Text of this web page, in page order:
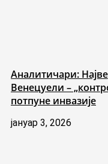
Аналитичари:
Венецуели –
потпуне инвазије
јануар 3, 2026